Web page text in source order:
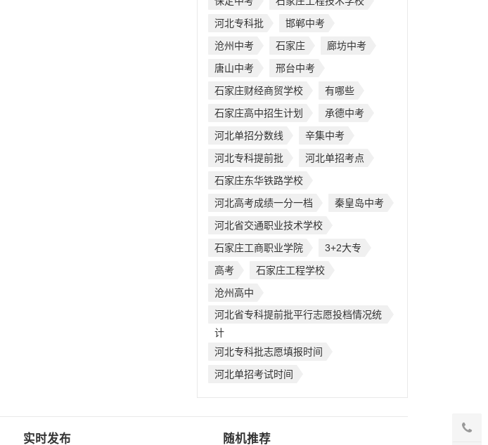
河北专科批
邯郸中考
沧州中考
石家庄
廊坊中考
唐山中考
邢台中考
石家庄财经商贸学校
有哪些
石家庄高中招生计划
承德中考
河北单招分数线
辛集中考
河北专科提前批
河北单招考点
石家庄东华铁路学校
河北高考成绩一分一档
秦皇岛中考
河北省交通职业技术学校
石家庄工商职业学院
3+2大专
高考
石家庄工程学校
沧州高中
河北省专科提前批平行志愿投档情况统
计
河北专科批志愿填报时间
河北单招考试时间
实时发布 随机推荐